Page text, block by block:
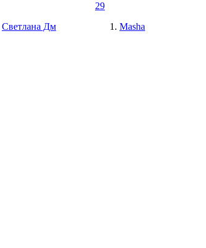
Светлана Дм
29
Masha